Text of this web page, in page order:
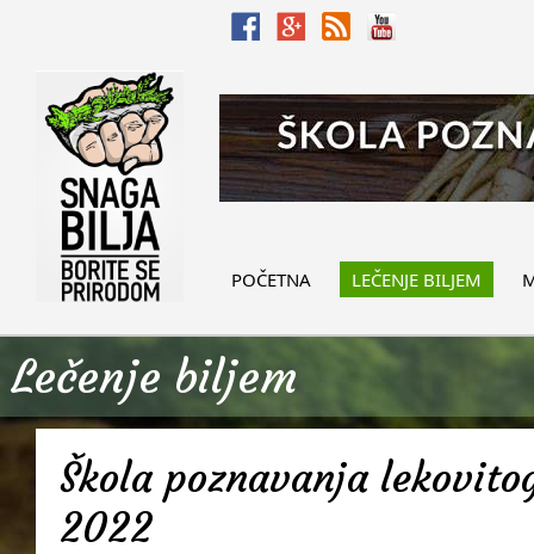
POČETNA LEČENJE BILJEM
Lečenje biljem
Škola poznavanja
2022